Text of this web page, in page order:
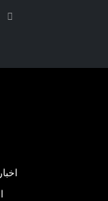
ایمیل:
اخبار